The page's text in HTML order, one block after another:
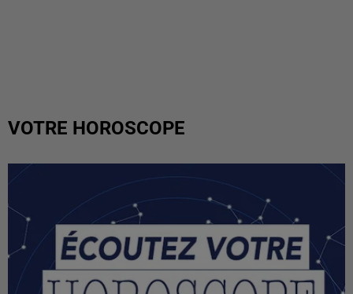
VOTRE HOROSCOPE